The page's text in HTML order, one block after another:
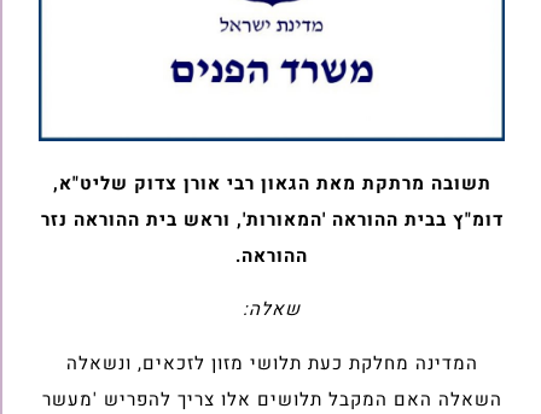
תשובה מרתקת מאת הגאון רבי אורן צדוק שליט"א,
דומ"ץ בבית ההוראה 'המאורות', וראש בית ההוראה נזר
ההוראה.
שאלה:
המדינה מחלקת כעת תלושי מזון לזכאים, ונשאלה
השאלה האם המקבל תלושים אלו צריך להפריש 'מעשר